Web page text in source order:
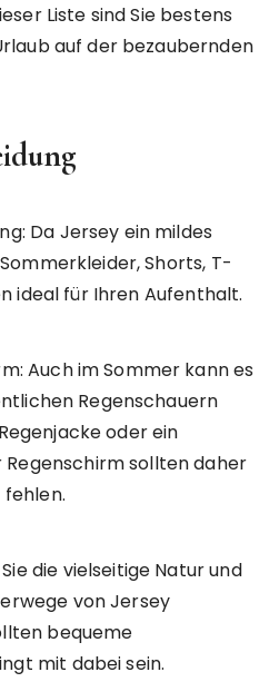
Liste sind Sie bestens
auf der bezaubernden
Da Jersey ein mildes
Shorts, T-
ideal für Ihren Aufenthalt.
Auch im Sommer kann es
Regenschauern
oder ein
sollten daher
die vielseitige Natur und
von Jersey
bequeme
mit dabei sein.